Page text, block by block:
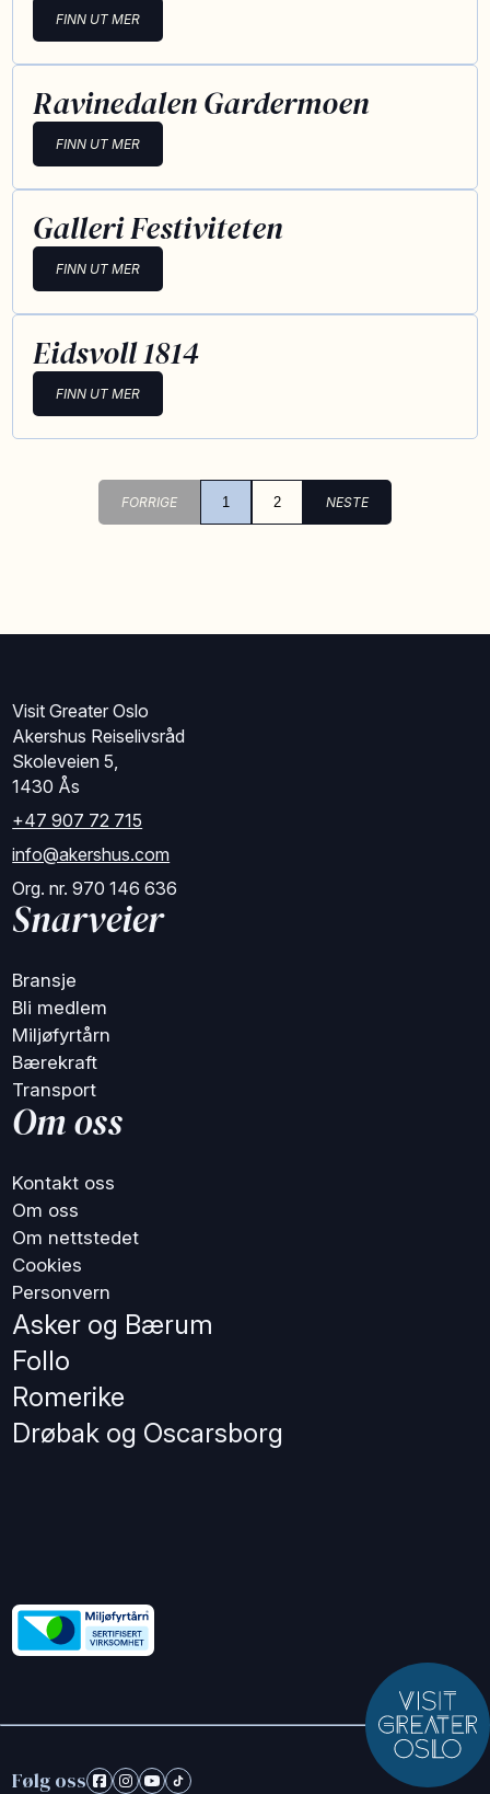
FINN UT MER
Ravinedalen Gardermoen
FINN UT MER
Galleri Festiviteten
FINN UT MER
Eidsvoll 1814
FINN UT MER
FORRIGE 1 2 NESTE
Visit Greater Oslo
Akershus Reiselivsråd
Skoleveien 5,
1430 Ås
+47 907 72 715
info@akershus.com
Org. nr. 970 146 636
Snarveier
Bransje
Bli medlem
Miljøfyrtårn
Bærekraft
Transport
Om oss
Kontakt oss
Om oss
Om nettstedet
Cookies
Personvern
Asker og Bærum
Follo
Romerike
Drøbak og Oscarsborg
Følg oss